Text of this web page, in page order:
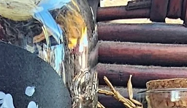
la fecha de la
otra notificación
ofreceremos un
producto por el
tienda en línea.
Producto no
deben informarse
ser simplemente
desearíamos